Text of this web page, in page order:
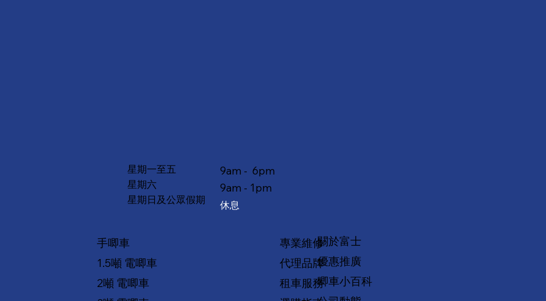
星期一至五
星期六
星期日及公眾假期
9am - 6pm
9am - 1pm
休息
手唧車
1.5噸 電唧車
2噸 電唧車
專業維修
代理品牌
租車服務
關於富士
優惠推廣
唧車小百科